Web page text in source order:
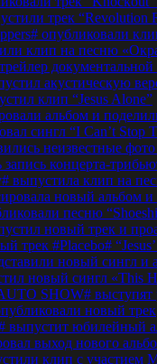
трек “Revolution
опубликовали
клип на песню
акустическую
клип “Jesus Alone”
альбом и
сингл “I Can’t Stop
неизвестные
запись концерта-
выпустила клип на
новый альбом
песню
новый трек и
трек #Placebo#
новый сингл и
новый сингл «This
SHOW#
новый трек
выпустит юбилейный
выход нового
клип с участием